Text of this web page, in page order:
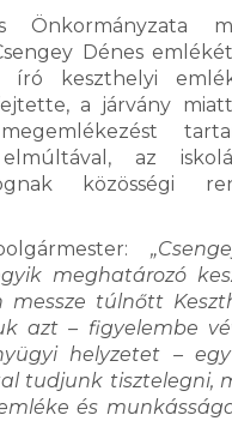
Önkormányzata
Dénes
keszthelyi
a járvány
az
közösségi
meghatározó
messze túlnőtt
azt – figyelembe
helyzetet –
tudjunk tisztelegni,
és